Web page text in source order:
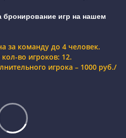
игр на нашем
за команду до 4 человек.
во игроков: 12.
игрока – 1000 руб./